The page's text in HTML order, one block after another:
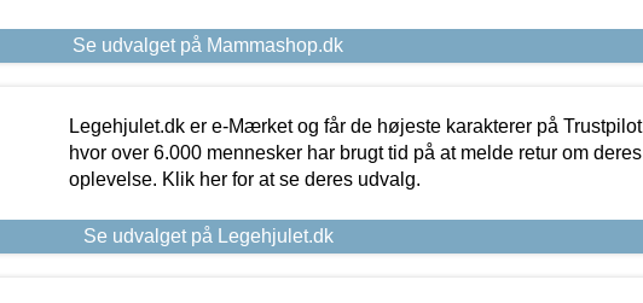
Se udvalget på Mammashop.dk
Legehjulet.dk er e-Mærket og får de højeste karakterer på Trustpilot
hvor over 6.000 mennesker har brugt tid på at melde retur om deres
oplevelse. Klik her for at se deres udvalg.
Se udvalget på Legehjulet.dk